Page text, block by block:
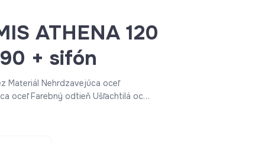
ATHENA 120
+ sifón
Materiál Nehrdzavejúca oceľ
oceľ Farebný odtieň Ušľachtilá oceľ
x 500 mm Vhodné pre Spodnú
odkvapkávačom Vybavenie ventila